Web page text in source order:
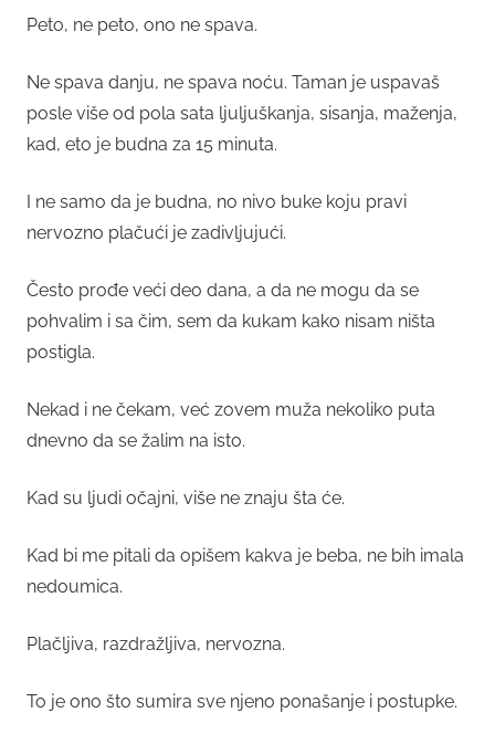
Peto, ne peto, ono ne spava.
Ne spava danju, ne spava noću. Taman je uspavaš
posle više od pola sata ljuljuškanja, sisanja, maženja,
kad, eto je budna za 15 minuta.
I ne samo da je budna, no nivo buke koju pravi
nervozno plačući je zadivljujući.
Često prođe veći deo dana, a da ne mogu da se
pohvalim i sa čim, sem da kukam kako nisam ništa
postigla.
Nekad i ne čekam, već zovem muža nekoliko puta
dnevno da se žalim na isto.
Kad su ljudi očajni, više ne znaju šta će.
Kad bi me pitali da opišem kakva je beba, ne bih imala
nedoumica.
Plačljiva, razdražljiva, nervozna.
To je ono što sumira sve njeno ponašanje i postupke.